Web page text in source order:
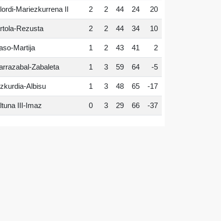
Mariezkurrena II 2 2 44 24 20
Rezusta 2 2 44 34 10
Martija 1 2 43 41 2
Zabaleta 1 3 59 64 -5
Albisu 1 3 48 65 -17
III-Imaz 0 3 29 66 -37